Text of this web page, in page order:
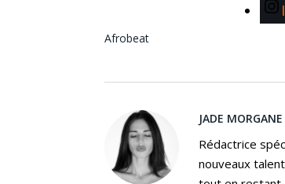
Afrobeat
JADE MORGANE
Rédactrice
nouveaux